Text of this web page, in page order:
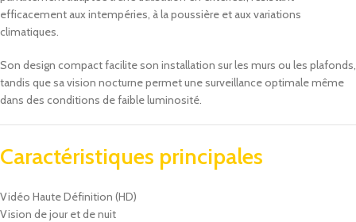
efficacement aux intempéries, à la poussière et aux variations
climatiques.
Son design compact facilite son installation sur les murs ou les plafonds,
tandis que sa vision nocturne permet une surveillance optimale même
dans des conditions de faible luminosité.
Caractéristiques principales
Vidéo Haute Définition (HD)
Vision de jour et de nuit